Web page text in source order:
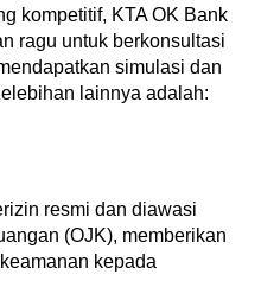
kompetitif, KTA OK Bank
ragu untuk berkonsultasi
simulasi dan
lainnya adalah:
resmi dan diawasi
(OJK), memberikan
kepada